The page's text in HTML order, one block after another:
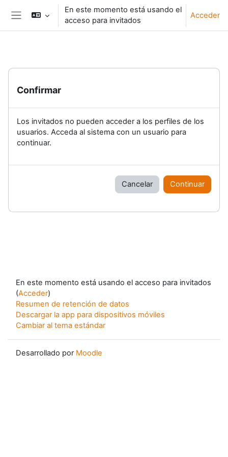
Salta al contenido principal
Panel lateral
En este momento está usando el
acceso para invitados
Acceder
Confirmar
Los invitados no pueden acceder a los perfiles de los
usuarios. Acceda al sistema con un usuario para
continuar.
Cancelar Continuar
En este momento está usando el acceso para invitados
(Acceder)
Resumen de retención de datos
Descargar la app para dispositivos móviles
Cambiar al tema estándar
Desarrollado por Moodle